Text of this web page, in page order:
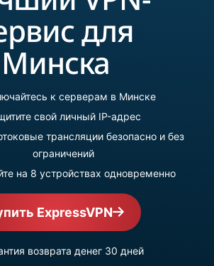
для
Минска
к серверам в Минске
свой личный IP-адрес
трансляции безопасно и без
ограничений
на 8 устройствах одновременно
ExpressVPN
возврата денег 30 дней